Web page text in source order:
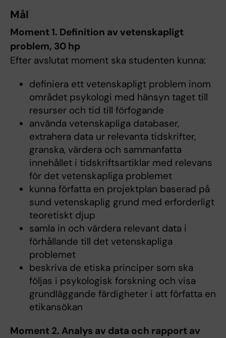
Mål
Moment 1. Definition av vetenskapligt
problem, 30 hp
Efter avslutat moment ska studenten kunna:
definiera ett vetenskapligt problem inom
området psykologi med hänsyn taget till
resurser och tid till förfogande
använda vetenskapliga databaser,
extrahera data ur relevanta tidskrifter,
granska, värdera och sammanfatta
innehållet i tidskriftsartiklar med relevans
för det vetenskapliga problemet
kunna författa en projektplan baserad på
sund vetenskaplig grund med erforderligt
teoretiskt djup
samla in och värdera relevant data i
förhållande till det vetenskapliga
problemet
beskriva de etiska principer som ska
följas i psykologisk forskning och visa
grundläggande färdigheter i att författa en
etikansökan
Moment 2. Analys av data och rapport av